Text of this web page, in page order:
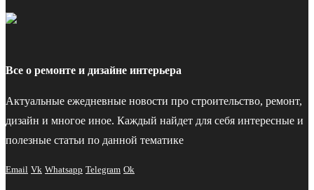
Все о ремонте и дизайне интерьера
Актуальные ежедневные новости про строительство, ремонт,
дизайн и многое иное. Каждый найдет для себя интересные и
полезные статьи по данной тематике
Email Vk Whatsapp Telegram Ok